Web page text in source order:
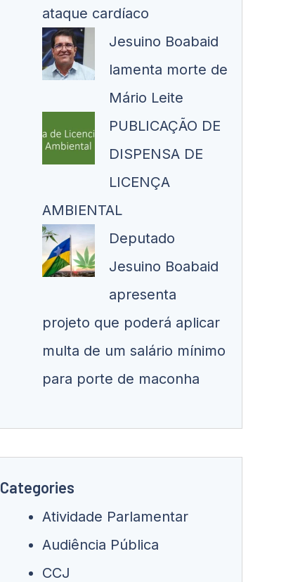
ataque cardíaco
Jesuino Boabaid
lamenta morte de
Mário Leite
PUBLICAÇÃO DE
DISPENSA DE
LICENÇA
AMBIENTAL
Deputado
Jesuino Boabaid
apresenta
projeto que poderá aplicar
multa de um salário mínimo
para porte de maconha
Categories
Atividade Parlamentar
Audiência Pública
CCJ